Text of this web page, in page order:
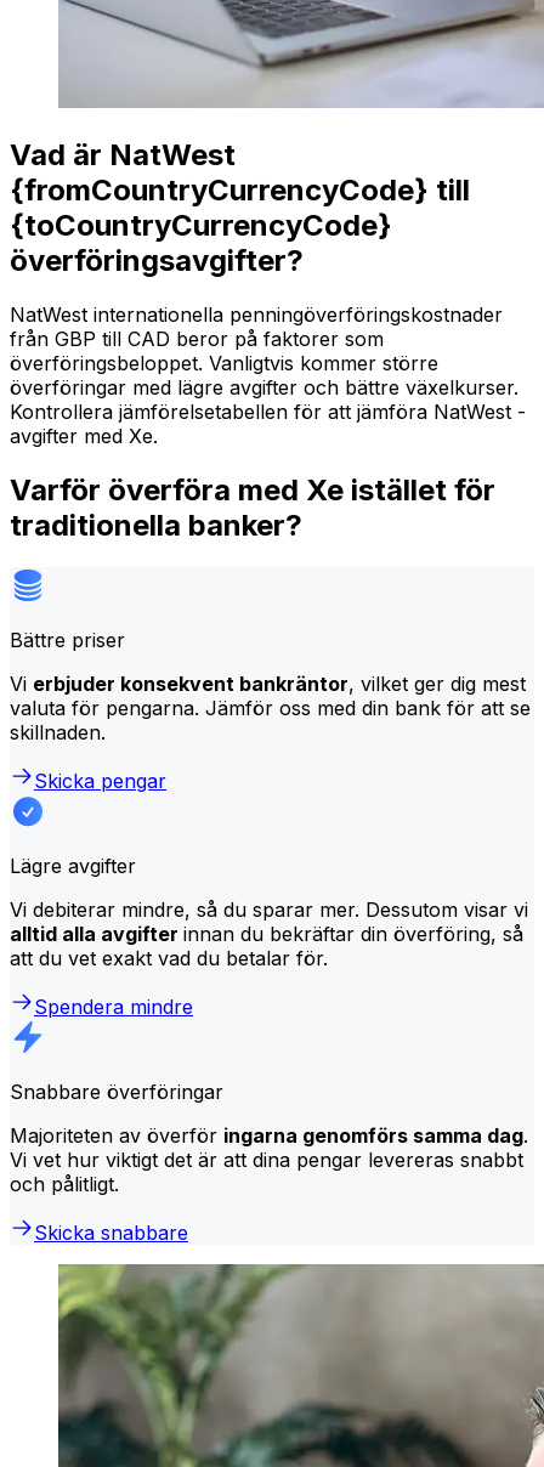
Vad är NatWest
{fromCountryCurrencyCode} till
{toCountryCurrencyCode}
överföringsavgifter?
NatWest internationella penningöverföringskostnader
från GBP till CAD beror på faktorer som
överföringsbeloppet. Vanligtvis kommer större
överföringar med lägre avgifter och bättre växelkurser.
Kontrollera jämförelsetabellen för att jämföra NatWest -
avgifter med Xe.
Varför överföra med Xe istället för
traditionella banker?
Bättre priser
Vi erbjuder konsekvent bankräntor, vilket ger dig mest
valuta för pengarna. Jämför oss med din bank för att se
skillnaden.
Skicka pengar
Lägre avgifter
Vi debiterar mindre, så du sparar mer. Dessutom visar vi
alltid alla avgifter innan du bekräftar din överföring, så
att du vet exakt vad du betalar för.
Spendera mindre
Snabbare överföringar
Majoriteten av överför ingarna genomförs samma dag.
Vi vet hur viktigt det är att dina pengar levereras snabbt
och pålitligt.
Skicka snabbare